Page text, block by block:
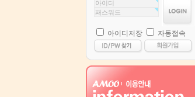
아이디저장 자동접속